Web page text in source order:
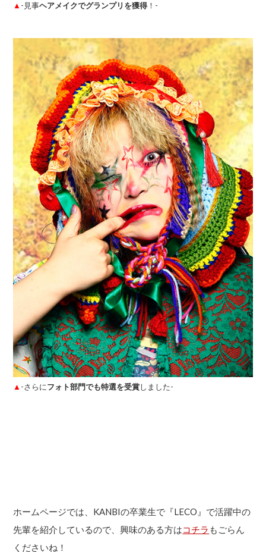
▲ -見事ヘアメイクでグランプリを獲得！-
▲ -さらにフォト部門でも特選を受賞しました-
ホームページでは、KANBIの卒業生で『LECO』で活躍中の
先輩を紹介しているので、興味のある方はコチラ もごらん
くださいね！